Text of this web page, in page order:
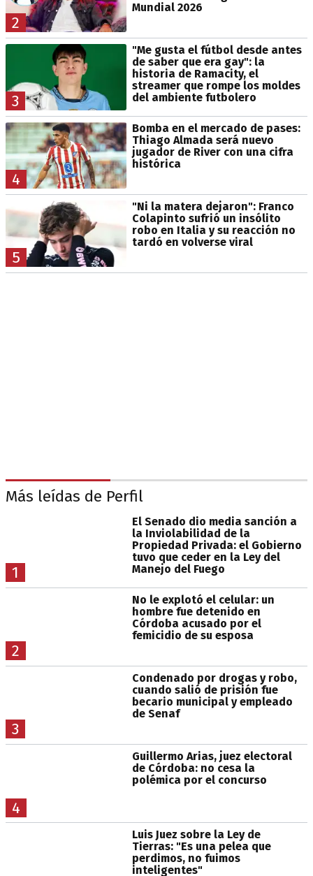
2
Mundial 2026
3
"Me gusta el fútbol desde antes
de saber que era gay": la
historia de Ramacity, el
streamer que rompe los moldes
del ambiente futbolero
4
Bomba en el mercado de pases:
Thiago Almada será nuevo
jugador de River con una cifra
histórica
5
"Ni la matera dejaron": Franco
Colapinto sufrió un insólito
robo en Italia y su reacción no
tardó en volverse viral
Más leídas de Perfil
1
El Senado dio media sanción a
la Inviolabilidad de la
Propiedad Privada: el Gobierno
tuvo que ceder en la Ley del
Manejo del Fuego
2
No le explotó el celular: un
hombre fue detenido en
Córdoba acusado por el
femicidio de su esposa
3
Condenado por drogas y robo,
cuando salió de prisión fue
becario municipal y empleado
de Senaf
4
Guillermo Arias, juez electoral
de Córdoba: no cesa la
polémica por el concurso
Luis Juez sobre la Ley de
Tierras: "Es una pelea que
perdimos, no fuimos
inteligentes"